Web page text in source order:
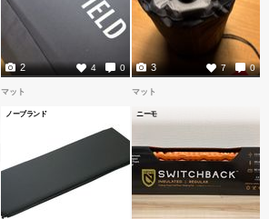
4 0
2 7 0
3
マット
ノーブランド
マット
ニーモ